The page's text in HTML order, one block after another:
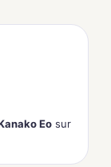
Eo sur